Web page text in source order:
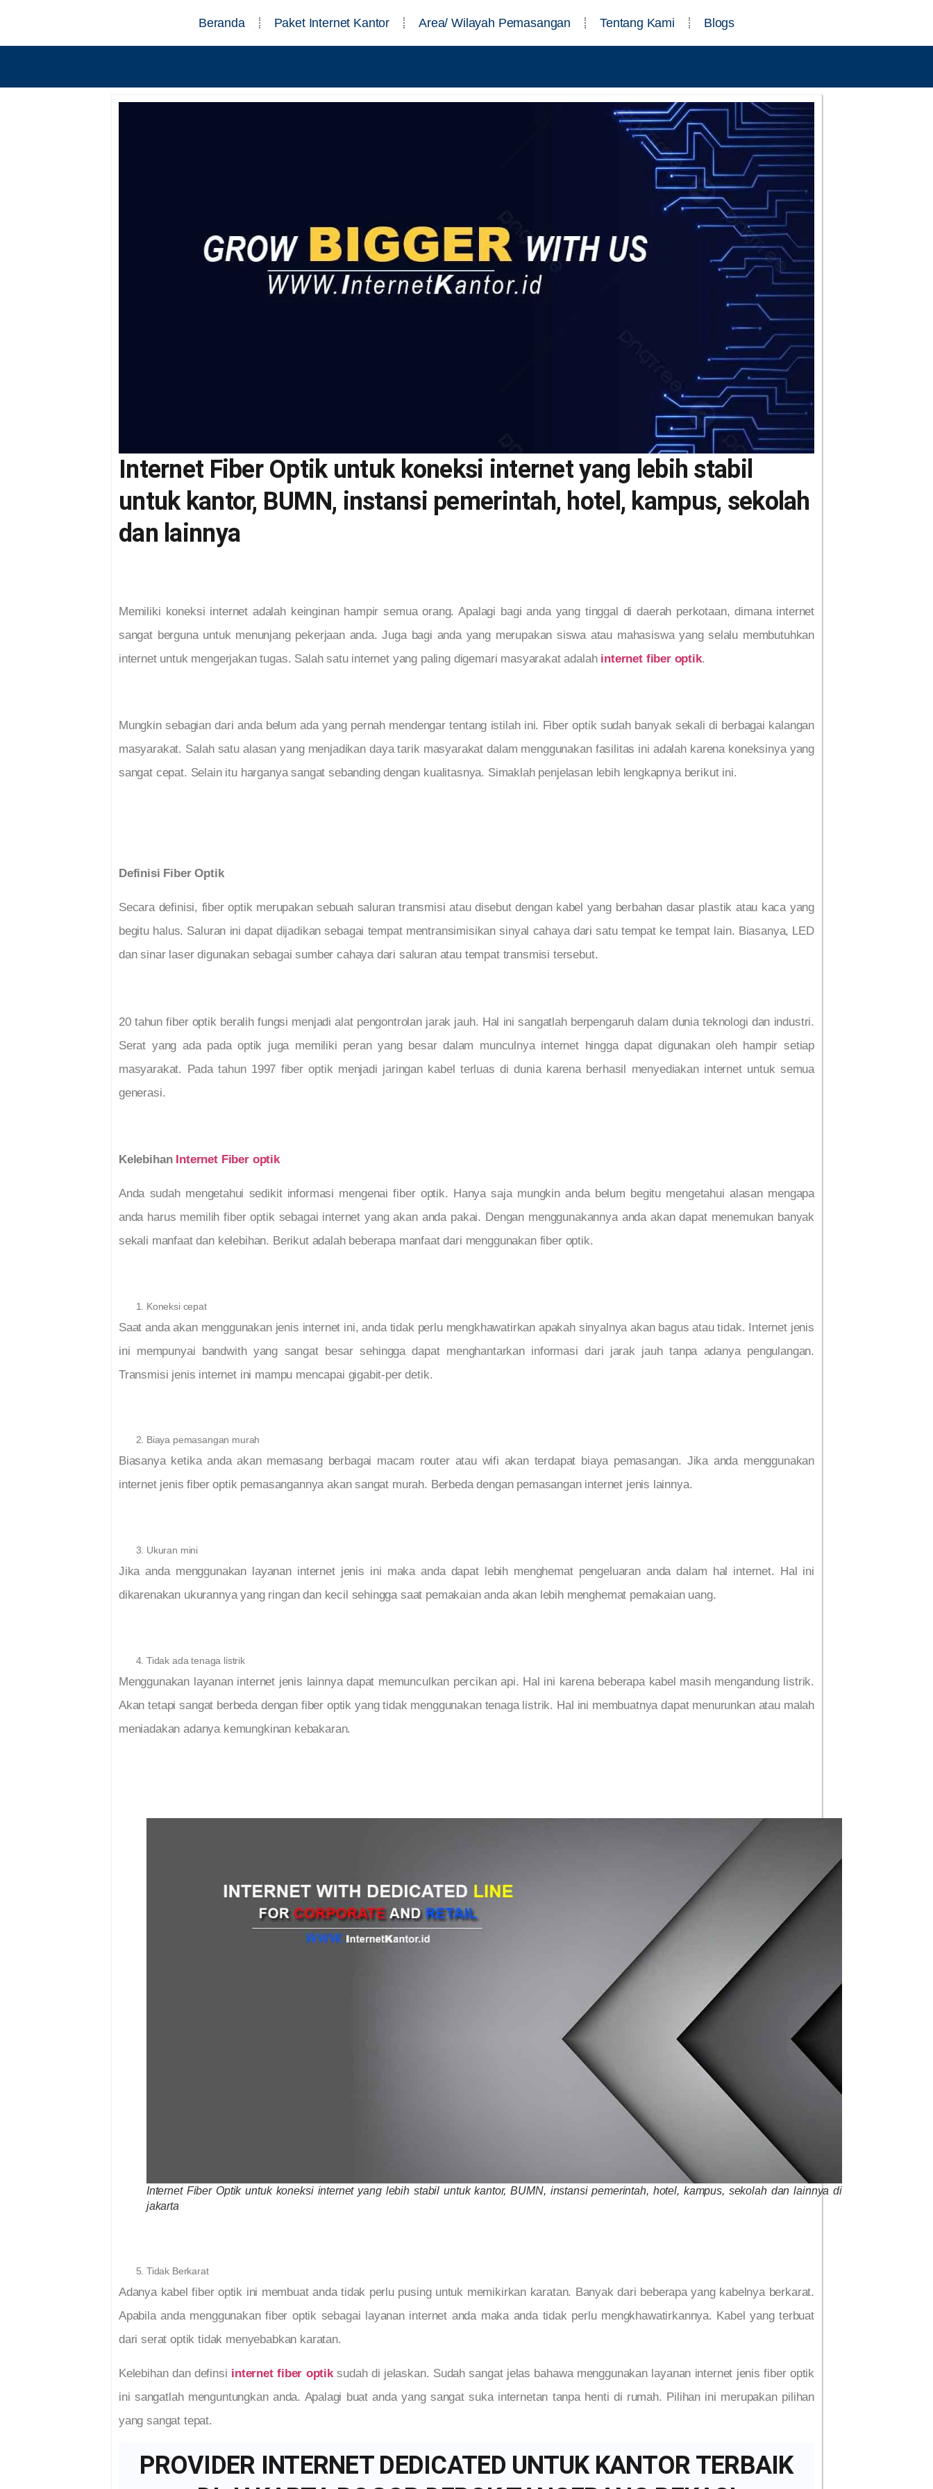
Beranda Paket Internet Kantor Area/ Wilayah Pemasangan Tentang Kami Blogs
Internet Fiber Optik untuk koneksi internet yang lebih stabil
untuk kantor, BUMN, instansi pemerintah, hotel, kampus, sekolah
dan lainnya
Memiliki koneksi internet adalah keinginan hampir semua orang. Apalagi bagi anda yang tinggal di daerah perkotaan, dimana internet
sangat berguna untuk menunjang pekerjaan anda. Juga bagi anda yang merupakan siswa atau mahasiswa yang selalu membutuhkan
internet untuk mengerjakan tugas. Salah satu internet yang paling digemari masyarakat adalah internet fiber optik.
Mungkin sebagian dari anda belum ada yang pernah mendengar tentang istilah ini. Fiber optik sudah banyak sekali di berbagai kalangan
masyarakat. Salah satu alasan yang menjadikan daya tarik masyarakat dalam menggunakan fasilitas ini adalah karena koneksinya yang
sangat cepat. Selain itu harganya sangat sebanding dengan kualitasnya. Simaklah penjelasan lebih lengkapnya berikut ini.
Definisi Fiber Optik
Secara definisi, fiber optik merupakan sebuah saluran transmisi atau disebut dengan kabel yang berbahan dasar plastik atau kaca yang
begitu halus. Saluran ini dapat dijadikan sebagai tempat mentransimisikan sinyal cahaya dari satu tempat ke tempat lain. Biasanya, LED
dan sinar laser digunakan sebagai sumber cahaya dari saluran atau tempat transmisi tersebut.
20 tahun fiber optik beralih fungsi menjadi alat pengontrolan jarak jauh. Hal ini sangatlah berpengaruh dalam dunia teknologi dan industri.
Serat yang ada pada optik juga memiliki peran yang besar dalam munculnya internet hingga dapat digunakan oleh hampir setiap
masyarakat. Pada tahun 1997 fiber optik menjadi jaringan kabel terluas di dunia karena berhasil menyediakan internet untuk semua
generasi.
Kelebihan Internet Fiber optik
Anda sudah mengetahui sedikit informasi mengenai fiber optik. Hanya saja mungkin anda belum begitu mengetahui alasan mengapa
anda harus memilih fiber optik sebagai internet yang akan anda pakai. Dengan menggunakannya anda akan dapat menemukan banyak
sekali manfaat dan kelebihan. Berikut adalah beberapa manfaat dari menggunakan fiber optik.
Koneksi cepat
Saat anda akan menggunakan jenis internet ini, anda tidak perlu mengkhawatirkan apakah sinyalnya akan bagus atau tidak. Internet jenis
ini mempunyai bandwith yang sangat besar sehingga dapat menghantarkan informasi dari jarak jauh tanpa adanya pengulangan.
Transmisi jenis internet ini mampu mencapai gigabit-per detik.
Biaya pemasangan murah
Biasanya ketika anda akan memasang berbagai macam router atau wifi akan terdapat biaya pemasangan. Jika anda menggunakan
internet jenis fiber optik pemasangannya akan sangat murah. Berbeda dengan pemasangan internet jenis lainnya.
Ukuran mini
Jika anda menggunakan layanan internet jenis ini maka anda dapat lebih menghemat pengeluaran anda dalam hal internet. Hal ini
dikarenakan ukurannya yang ringan dan kecil sehingga saat pemakaian anda akan lebih menghemat pemakaian uang.
Tidak ada tenaga listrik
Menggunakan layanan internet jenis lainnya dapat memunculkan percikan api. Hal ini karena beberapa kabel masih mengandung listrik.
Akan tetapi sangat berbeda dengan fiber optik yang tidak menggunakan tenaga listrik. Hal ini membuatnya dapat menurunkan atau malah
meniadakan adanya kemungkinan kebakaran.
Internet Fiber Optik untuk koneksi internet yang lebih stabil untuk kantor, BUMN, instansi pemerintah, hotel, kampus, sekolah dan lainnya di
jakarta
Tidak Berkarat
Adanya kabel fiber optik ini membuat anda tidak perlu pusing untuk memikirkan karatan. Banyak dari beberapa yang kabelnya berkarat.
Apabila anda menggunakan fiber optik sebagai layanan internet anda maka anda tidak perlu mengkhawatirkannya. Kabel yang terbuat
dari serat optik tidak menyebabkan karatan.
Kelebihan dan definsi internet fiber optik sudah di jelaskan. Sudah sangat jelas bahawa menggunakan layanan internet jenis fiber optik
ini sangatlah menguntungkan anda. Apalagi buat anda yang sangat suka internetan tanpa henti di rumah. Pilihan ini merupakan pilihan
yang sangat tepat.
PROVIDER INTERNET DEDICATED UNTUK KANTOR TERBAIK